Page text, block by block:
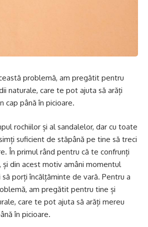
problemă, am pregătit pentru
naturale, care te pot ajuta să arăți
cap până în picioare.
rochiilor și al sandalelor, dar cu toate
suficient de stăpână pe tine să treci
În primul rând pentru că te confrunți
, și din acest motiv amâni momentul
porți încălțăminte de vară. Pentru a
am pregătit pentru tine și
care te pot ajuta să arăți mereu
în picioare.